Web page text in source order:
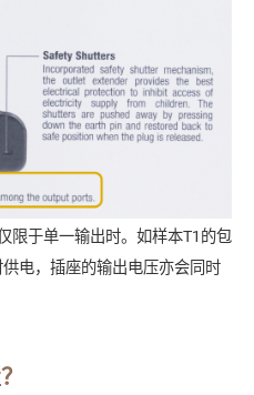
限于单一输出时。如样本T1的包
电，插座的输出电压亦会同时